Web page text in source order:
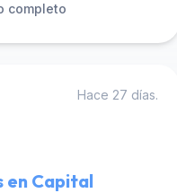
completo
Hace 27 días.
en Capital